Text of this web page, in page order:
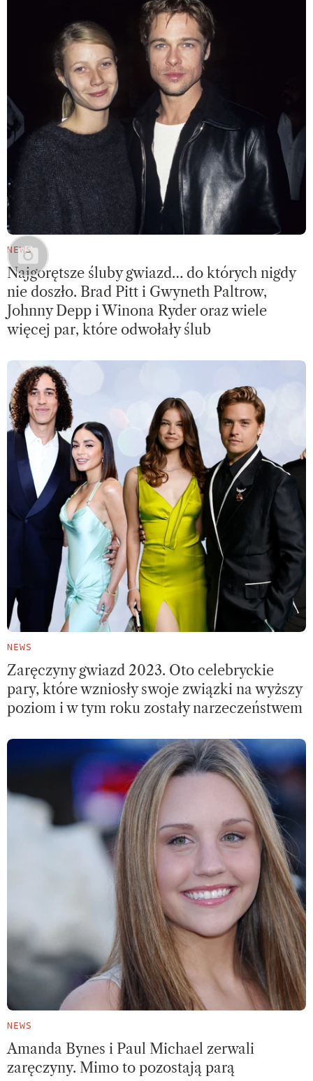
NEWS
Najgorętsze śluby gwiazd… do których nigdy
nie doszło. Brad Pitt i Gwyneth Paltrow,
Johnny Depp i Winona Ryder oraz wiele
więcej par, które odwołały ślub
NEWS
Zaręczyny gwiazd 2023. Oto celebryckie
pary, które wzniosły swoje związki na wyższy
poziom i w tym roku zostały narzeczeństwem
NEWS
Amanda Bynes i Paul Michael zerwali
zaręczyny. Mimo to pozostają parą